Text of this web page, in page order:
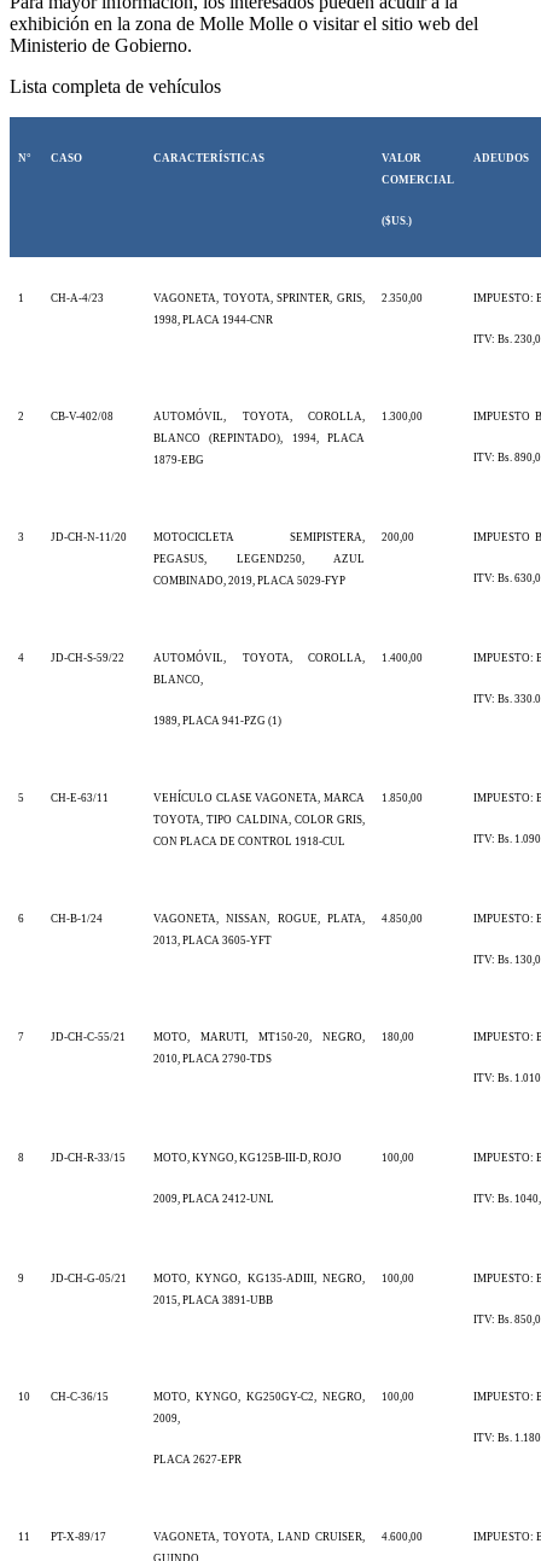
exhibición en la zona de Molle Molle o visitar el sitio web del
Ministerio de Gobierno.
Lista completa de vehículos
N° CASO CARACTERÍSTICAS
VALOR
COMERCIAL
($US.)
ADEUDOS
1 CH-A-4/23
VAGONETA, TOYOTA, SPRINTER, GRIS,
1998, PLACA 1944-CNR
2.350,00 IMPUESTO:
ITV: Bs.
2 CB-V-402/08
AUTOMÓVIL, TOYOTA, COROLLA,
BLANCO (REPINTADO), 1994, PLACA
1879-EBG
1.300,00 IMPUESTO
ITV: Bs.
3 JD-CH-N-11/20
MOTOCICLETA SEMIPISTERA,
PEGASUS, LEGEND250, AZUL
COMBINADO, 2019, PLACA 5029-FYP
200,00 IMPUESTO
ITV: Bs.
4 JD-CH-S-59/22
AUTOMÓVIL, TOYOTA, COROLLA,
BLANCO,
1989, PLACA 941-PZG (1)
1.400,00 IMPUESTO:
ITV: Bs.
5 CH-E-63/11
VEHÍCULO CLASE VAGONETA, MARCA
TOYOTA, TIPO CALDINA, COLOR GRIS,
CON PLACA DE CONTROL 1918-CUL
1.850,00 IMPUESTO:
ITV: Bs.
6 CH-B-1/24
VAGONETA, NISSAN, ROGUE, PLATA,
2013, PLACA 3605-YFT
4.850,00 IMPUESTO:
ITV: Bs.
7 JD-CH-C-55/21
MOTO, MARUTI, MT150-20, NEGRO,
2010, PLACA 2790-TDS
180,00 IMPUESTO:
ITV: Bs.
8 JD-CH-R-33/15 MOTO, KYNGO, KG125B-III-D, ROJO
2009, PLACA 2412-UNL
100,00 IMPUESTO:
ITV: Bs.
9 JD-CH-G-05/21
MOTO, KYNGO, KG135-ADIII, NEGRO,
2015, PLACA 3891-UBB
100,00 IMPUESTO:
ITV: Bs.
10 CH-C-36/15
MOTO, KYNGO, KG250GY-C2, NEGRO,
2009,
PLACA 2627-EPR
100,00 IMPUESTO:
ITV: Bs.
11 PT-X-89/17
VAGONETA, TOYOTA, LAND CRUISER,
4.600,00 IMPUESTO: